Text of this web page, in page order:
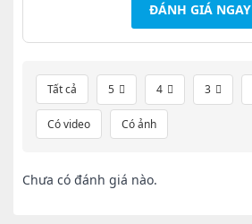
ĐÁNH GIÁ NGAY
Tất cả 5 4 3
Có video Có ảnh
Chưa có đánh giá nào.